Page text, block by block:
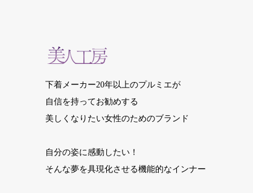
下着メーカー20年以上のプルミエが
自信を持ってお勧めする
美しくなりたい女性のためのブランド
自分の姿に感動したい！
そんな夢を具現化させる機能的なインナー